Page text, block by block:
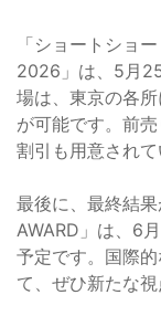
「ショートショ
2026」は、5月
場は、東京の各
が可能です。前
割引も用意されて
最後に、最終結
AWARD」は、6
予定です。国際
て、ぜひ新たな視